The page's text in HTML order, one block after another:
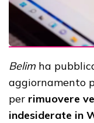
Belim ha
aggiornamento
per rimuovere
indesiderate in